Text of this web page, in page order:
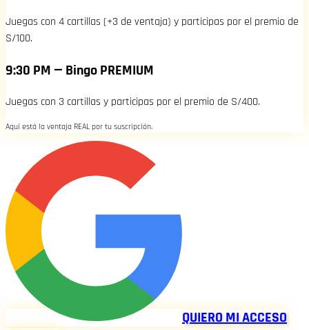
Juegas con 4 cartillas (+3 de ventaja) y participas por el premio de
S/100.
9:30 PM — Bingo PREMIUM
Juegas con 3 cartillas y participas por el premio de S/400.
Aquí está la ventaja REAL por tu suscripción.
QUIERO MI ACCESO